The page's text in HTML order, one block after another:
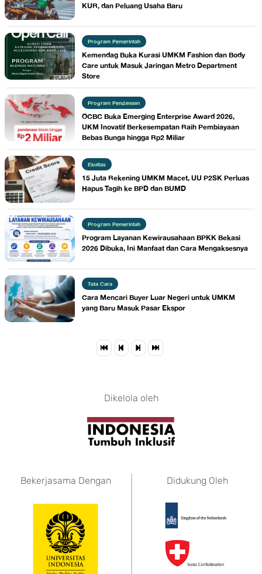
KUR, dan Peluang Usaha Baru
Program Pemerintah
Kemendag Buka Kurasi UMKM Fashion dan Body
Care untuk Masuk Jaringan Metro Department
Store
Program Pendanaan
OCBC Buka Emerging Enterprise Award 2026,
UKM Inovatif Berkesempatan Raih Pembiayaan
Bebas Bunga hingga Rp2 Miliar
Ekuitas
15 Juta Rekening UMKM Macet, UU P2SK Perluas
Hapus Tagih ke BPD dan BUMD
Program Pemerintah
Program Layanan Kewirausahaan BPKK Bekasi
2026 Dibuka, Ini Manfaat dan Cara Mengaksesnya
Tata Cara
Cara Mencari Buyer Luar Negeri untuk UMKM
yang Baru Masuk Pasar Ekspor
Dikelola oleh
Bekerjasama Dengan Didukung Oleh